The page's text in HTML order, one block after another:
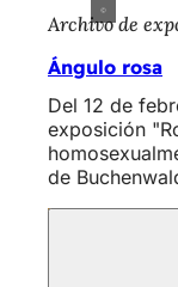
Archivo de
Ángulo rosa
Del 12 de
exposición
de